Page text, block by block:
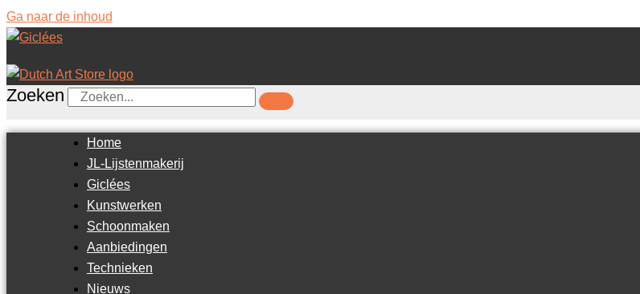
Ga naar de inhoud
Zoeken
Home
JL-Lijstenmakerij
Giclées
Kunstwerken
Schoonmaken
Aanbiedingen
Technieken
Nieuws